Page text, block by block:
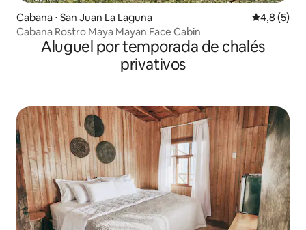
Cabana ⋅ San Juan La Laguna 4,8 de
4,8 (5)
Cabana Rostro Maya Mayan Face Cabin
Aluguel por temporada de chalés
privativos